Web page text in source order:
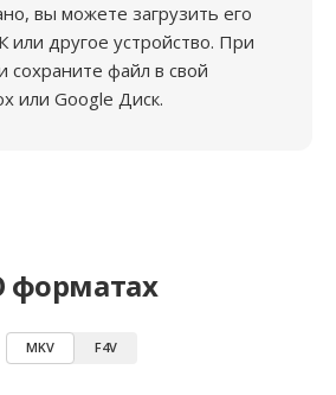
вы можете загрузить его
или другое устройство. При
сохраните файл в свой
или Google Диск.
форматах
MKV F4V